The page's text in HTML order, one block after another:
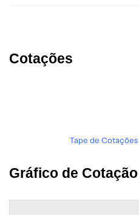
Cotações
Tape de Cotações
Gráfico de Cotação